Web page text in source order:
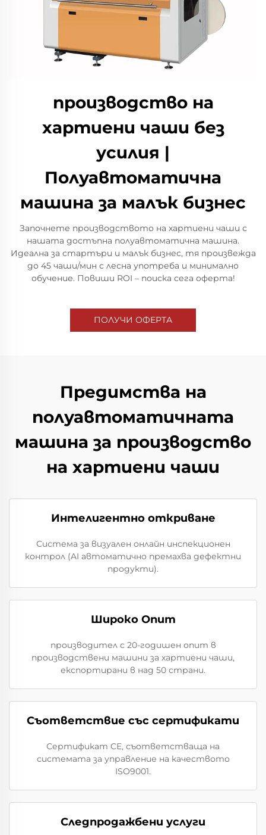
производство на
хартиени чаши без
усилия |
Полуавтоматична
машина за малък бизнес
Започнете производството на хартиени чаши с
нашата достъпна полуавтоматична машина.
Идеална за стартъри и малък бизнес, тя произвежда
до 45 чаши/мин с лесна употреба и минимално
обучение. Повиши ROI – поиска сега оферта!
ПОЛУЧИ ОФЕРТА
Предимства на
полуавтоматичната
машина за производство
на хартиени чаши
Интелигентно откриване
Система за визуален онлайн инспекционен
контрол (AI автоматично премахва дефектни
продукти).
Широко Опит
производител с 20-годишен опит в
производствени машини за хартиени чаши,
експортирани в над 50 страни.
Съответствие със сертификати
Сертификат CE, съответстваща на
системата за управление на качеството
ISO9001.
Следпродажбени услуги